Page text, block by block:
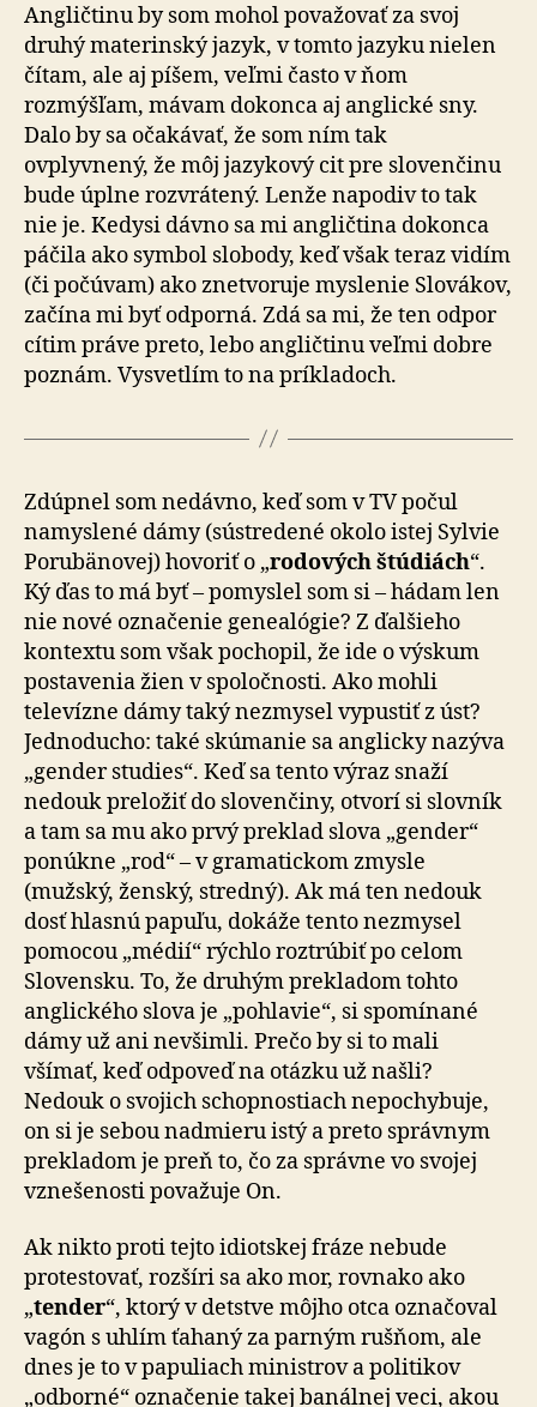
Angličtinu by som mohol považovať za svoj
druhý materinský jazyk, v tomto jazyku nielen
čítam, ale aj píšem, veľmi často v ňom
rozmýšľam, mávam dokonca aj anglické sny.
Dalo by sa očakávať, že som ním tak
ovplyvnený, že môj jazykový cit pre slovenčinu
bude úplne rozvrátený. Lenže napodiv to tak
nie je. Kedysi dávno sa mi angličtina dokonca
páčila ako symbol slobody, keď však teraz vidím
(či počúvam) ako znetvoruje myslenie Slovákov,
začína mi byť odporná. Zdá sa mi, že ten odpor
cítim práve preto, lebo angličtinu veľmi dobre
poznám. Vysvetlím to na príkladoch.
Zdúpnel som nedávno, keď som v TV počul
namyslené dámy (sústredené okolo istej Sylvie
Porubänovej) hovoriť o „rodových štúdiách“.
Ký ďas to má byť – pomyslel som si – hádam len
nie nové označenie genealógie? Z ďalšieho
kontextu som však pochopil, že ide o výskum
postavenia žien v spoločnosti. Ako mohli
televízne dámy taký nezmysel vypustiť z úst?
Jednoducho: také skúmanie sa anglicky nazýva
„gender studies“. Keď sa tento výraz snaží
nedouk preložiť do slovenčiny, otvorí si slovník
a tam sa mu ako prvý preklad slova „gender“
ponúkne „rod“ – v gramatickom zmysle
(mužský, ženský, stredný). Ak má ten nedouk
dosť hlasnú papuľu, dokáže tento nezmysel
pomocou „médií“ rýchlo roztrúbiť po celom
Slovensku. To, že druhým prekladom tohto
anglického slova je „pohlavie“, si spomínané
dámy už ani nevšimli. Prečo by si to mali
všímať, keď odpoveď na otázku už našli?
Nedouk o svojich schopnostiach nepochybuje,
on si je sebou nadmieru istý a preto správnym
prekladom je preň to, čo za správne vo svojej
vznešenosti považuje On.
Ak nikto proti tejto idiotskej fráze nebude
protestovať, rozšíri sa ako mor, rovnako ako
„tender“, ktorý v detstve môjho otca označoval
vagón s uhlím ťahaný za parným rušňom, ale
dnes je to v papuliach ministrov a politikov
„odborné“ označenie takej banálnej veci, akou